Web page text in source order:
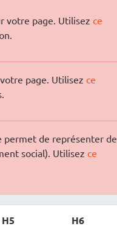
votre page. Utilisez ce
page. Utilisez ce
permet de représenter de
social). Utilisez ce
H5 H6